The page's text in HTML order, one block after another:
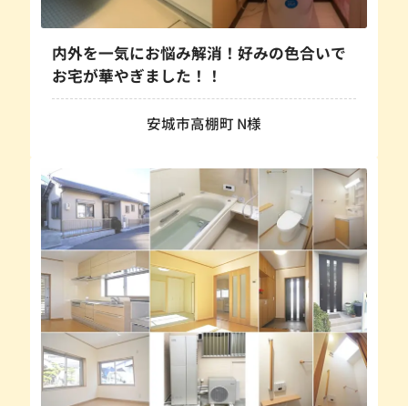
内外を一気にお悩み解消！好みの色合いで
お宅が華やぎました！！
安城市高棚町 N様